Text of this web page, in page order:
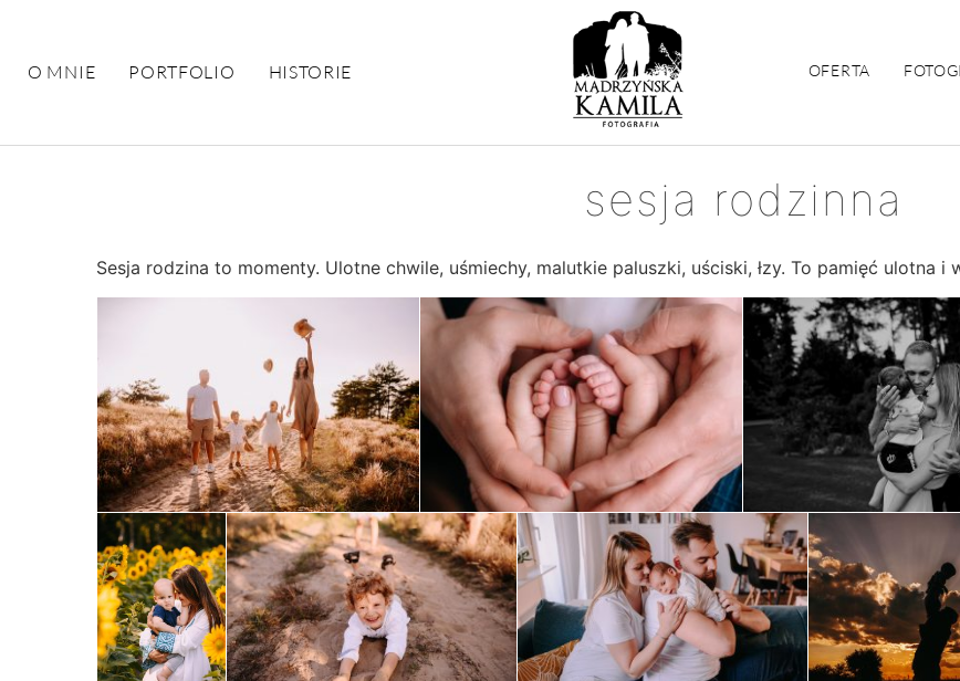
O MNIE PORTFOLIO HISTORIE OFERTA
sesja rodzinna
Sesja rodzina to momenty. Ulotne chwile, uśmiechy, malutkie paluszki, uściski, łzy. To pamięć ulotna i